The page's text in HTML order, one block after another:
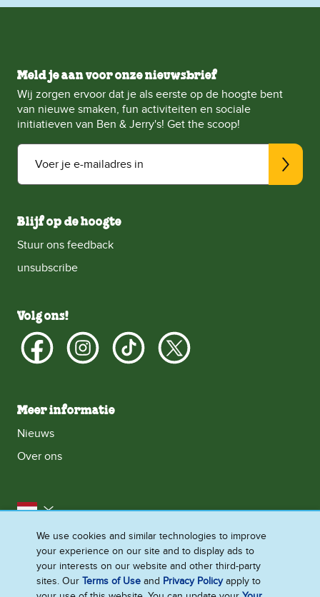
Meld je aan voor onze nieuwsbrief
Wij zorgen ervoor dat je als eerste op de hoogte bent
van nieuwe smaken, fun activiteiten en sociale
initiatieven van Ben & Jerry's! Get the scoop!
Voer je e-mailadres in
Blijf op de hoogte
Stuur ons feedback
unsubscribe
Volg ons!
Meer informatie
Nieuws
Over ons
Nederland
Toegankelijkheid
Neem contact met ons op
Cookieverklaring
Privacyverklaring
Gebruiksvoorwaarden
Sitemap
We use cookies and similar technologies to improve
your experience on our site and to display ads to
your interests on our website and other third-party
sites. OurTerms of Use and Privacy Policyapply to